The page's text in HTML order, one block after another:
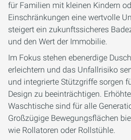
für Familien mit kleinen Kindern
Einschränkungen eine wertvolle
steigert ein zukunftssicheres
und den Wert der Immobilie.
Im Fokus stehen ebenerdige
erleichtern und das Unfallrisiko
und integrierte Stützgriffe sorgen
Design zu beeinträchtigen.
Waschtische sind für alle
Großzügige Bewegungsflächen
wie Rollatoren oder Rollstühle.